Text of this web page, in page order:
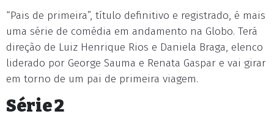
“Pais de primeira”, título definitivo e registrado, é mais
uma série de comédia em andamento na Globo. Terá
direção de Luiz Henrique Rios e Daniela Braga, elenco
liderado por George Sauma e Renata Gaspar e vai girar
em torno de um pai de primeira viagem.
Série 2